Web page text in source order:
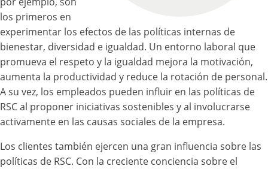
los primeros en
experimentar los efectos de las políticas internas de
bienestar, diversidad e igualdad. Un entorno laboral que
promueva el respeto y la igualdad mejora la motivación,
aumenta la productividad y reduce la rotación de personal.
A su vez, los empleados pueden influir en las políticas de
RSC al proponer iniciativas sostenibles y al involucrarse
activamente en las causas sociales de la empresa.
Los clientes también ejercen una gran influencia sobre las
políticas de RSC. Con la creciente conciencia sobre el